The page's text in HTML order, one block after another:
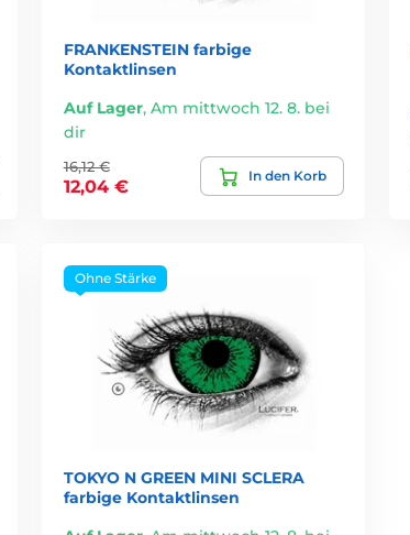
FRANKENSTEIN farbige
Kontaktlinsen
Auf Lager, Am mittwoch 12. 8. bei
dir
16,12 €
12,04 €
In den Korb
Ohne Stärke
TOKYO N GREEN MINI SCLERA
farbige Kontaktlinsen